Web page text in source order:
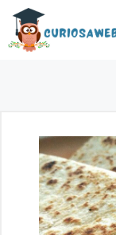
Saltar
contenido